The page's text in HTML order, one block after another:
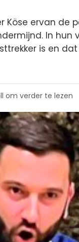
Köse ervan de
In hun
is en
om verder te lezen